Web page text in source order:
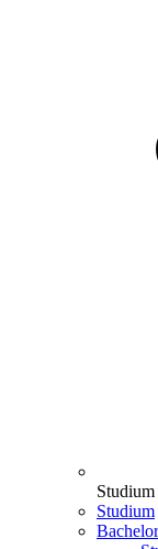
Studium
Studium